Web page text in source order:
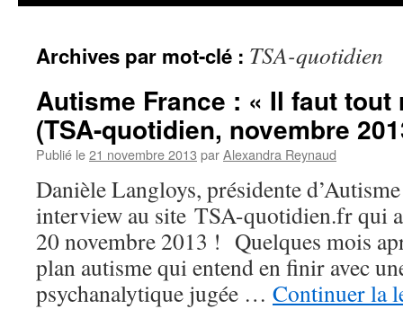
Archives par mot-clé : TSA-quotidien
Autisme France : « Il faut
(TSA-quotidien, novembre
Publié le21 novembre 2013 parAlexandra Reynaud
Danièle Langloys, présidente
interview au site TSA-quotidien.fr qui
20 novembre 2013 ! Quelques mois
plan autisme qui entend en finir avec
psychanalytique jugée … Continuer la